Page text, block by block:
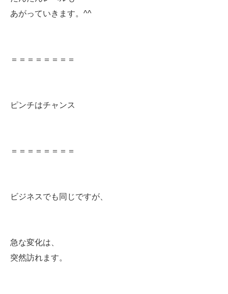
あがっていきます。^^
＝＝＝＝＝＝＝＝
ピンチはチャンス
＝＝＝＝＝＝＝＝
ビジネスでも同じですが、
急な変化は、
突然訪れます。